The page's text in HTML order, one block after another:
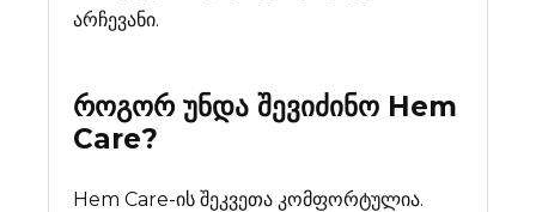
არჩევანი.
როგორ უნდა შევიძინო Hem
Care?
Hem Care-ის შეკვეთა კომფორტულია.